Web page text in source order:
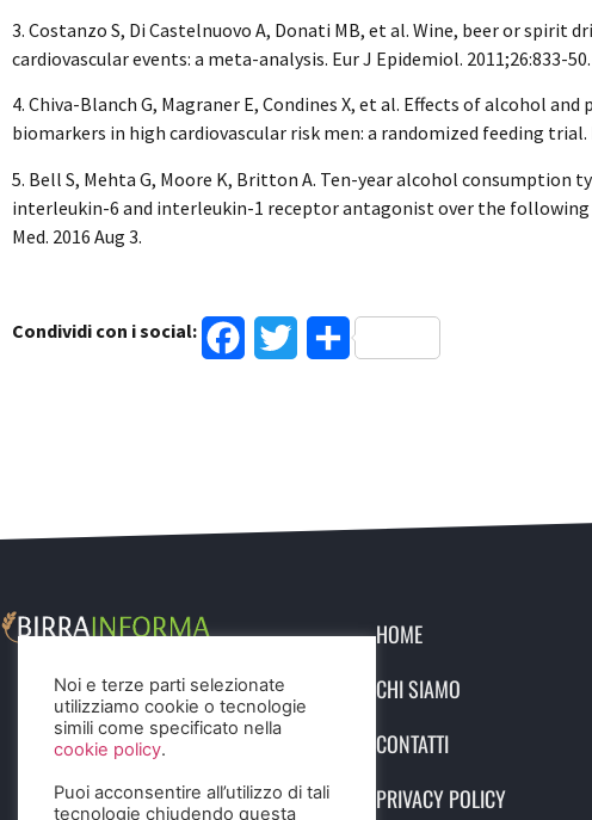
3. Costanzo S, Di Castelnuovo A, Donati MB, et al. Wine, beer or
cardiovascular events: a meta-analysis. Eur J Epidemiol. 2011;26:833-50.
4. Chiva-Blanch G, Magraner E, Condines X, et al. Effects of alcohol
biomarkers in high cardiovascular risk men: a randomized feeding trial.
5. Bell S, Mehta G, Moore K, Britton A. Ten-year alcohol
interleukin-6 and interleukin-1 receptor antagonist over the following
Med. 2016 Aug 3.
Condividi con i social: FacebookTwitterCondividi
HOME
CHI SIAMO
CONTATTI
PRIVACY POLICY
Noi e terze parti selezionate
utilizziamo cookie o tecnologie
simili come specificato nella
cookie policy.
Puoi acconsentire all’utilizzo di tali
tecnologie chiudendo questa